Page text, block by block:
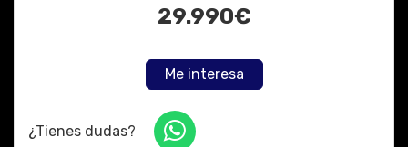
29.990€
Me interesa
¿Tienes dudas?